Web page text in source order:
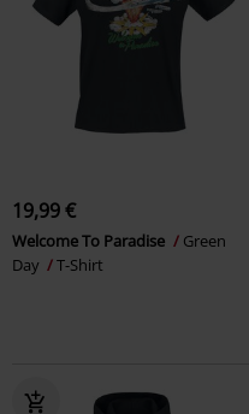
19,99 €
Welcome To Paradise
Green
Day
T-Shirt